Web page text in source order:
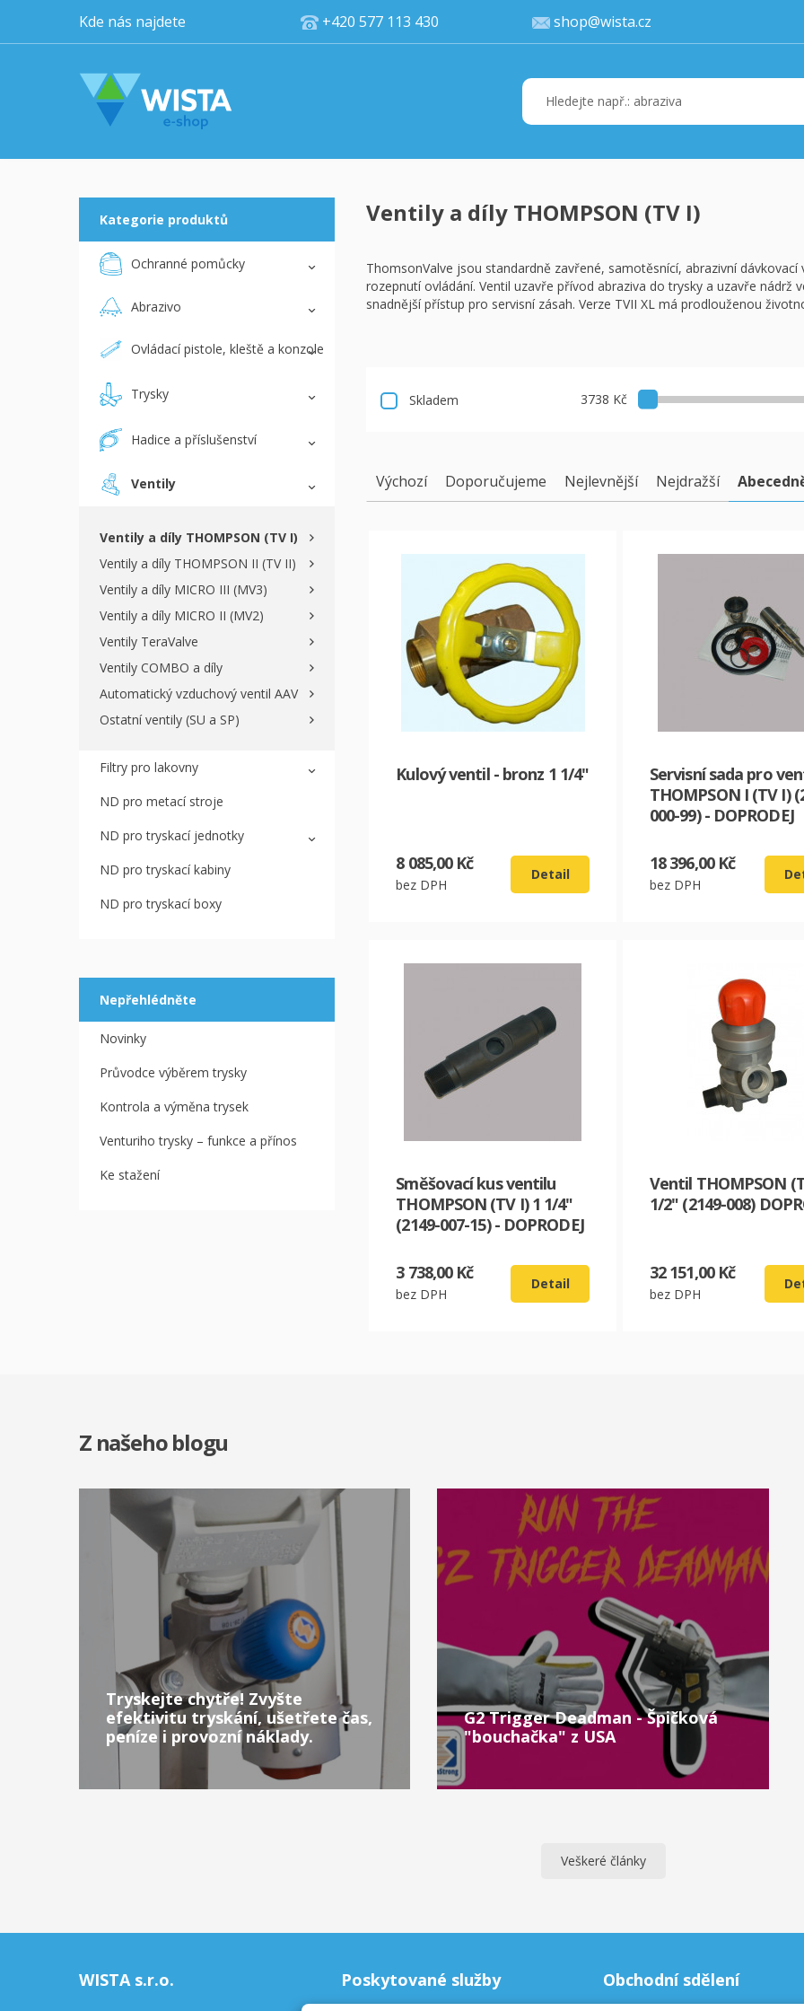
Kde nás najdete +420 577 113 430 shop@wista.cz
K
Kategorie produktů
Ochranné pomůcky
Abrazivo
Ovládací pistole, kleště a konzole
Trysky
Hadice a příslušenství
Ventily
Ventily a díly THOMPSON (TV I)
Ventily a díly THOMPSON II (TV II)
Ventily a díly MICRO III (MV3)
Ventily a díly MICRO II (MV2)
Ventily TeraValve
Ventily COMBO a díly
Automatický vzduchový ventil AAV
Ostatní ventily (SU a SP)
Filtry pro lakovny
ND pro metací stroje
ND pro tryskací jednotky
ND pro tryskací kabiny
ND pro tryskací boxy
Nepřehlédněte
Novinky
Průvodce výběrem trysky
Kontrola a výměna trysek
Venturiho trysky – funkce a přínos
Ke stažení
Ventily a díly THOMPSON (TV I)
ThomsonValve jsou standardně zavřené, samotěsnící, abrazivní
rozepnutí ovládání. Ventil uzavře přívod abraziva do trysky a uzavře nádrž
snadnější přístup pro servisní zásah. Verze TVII XL má prodlouženou
Skladem 3738 Kč
Výchozí Doporučujeme Nejlevnější Nejdražší
Kulový ventil - bronz 1 1/4"
8 085,00 Kč
bez DPH
Detail
Servisní sada pro
THOMPSON I (TV I)
000-99) - DOPRODEJ
18 396,00 Kč
bez DPH
Směšovací kus ventilu
THOMPSON (TV I) 1 1/4"
(2149-007-15) - DOPRODEJ
3 738,00 Kč
bez DPH
Detail
Ventil THOMPSON
1/2" (2149-008)
32 151,00 Kč
bez DPH
Z našeho blogu
Tryskejte chytře! Zvyšte
efektivitu tryskání, ušetřete čas,
peníze i provozní náklady.
G2 Trigger Deadman - Špičková
"bouchačka" z USA
Veškeré články
WISTA s.r.o. Poskytované služby Obchodní sdělení